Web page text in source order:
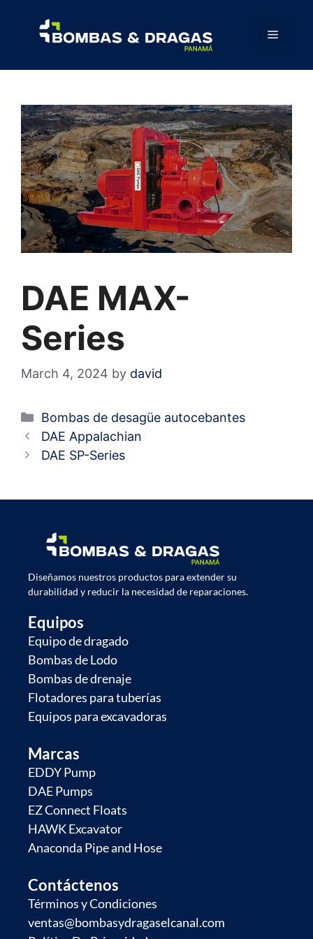
DAE MAX-
Series
March 4, 2024 by david
Bombas de desagüe autocebantes
DAE Appalachian
DAE SP-Series
Diseñamos nuestros productos para extender su
durabilidad y reducir la necesidad de reparaciones.
Equipos
Equipo de dragado
Bombas de Lodo
Bombas de drenaje
Flotadores para tuberías
Equipos para excavadoras
Marcas
EDDY Pump
DAE Pumps
EZ Connect Floats
HAWK Excavator
Anaconda Pipe and Hose
Contáctenos
Términos y Condiciones
ventas@bombasydragaselcanal.com